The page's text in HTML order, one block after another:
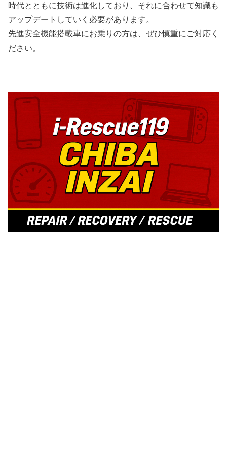
時代とともに技術は進化しており、それに合わせて知識も
アップデートしていく必要があります。
先進安全機能搭載車にお乗りの方は、ぜひ慎重にご対応く
ださい。